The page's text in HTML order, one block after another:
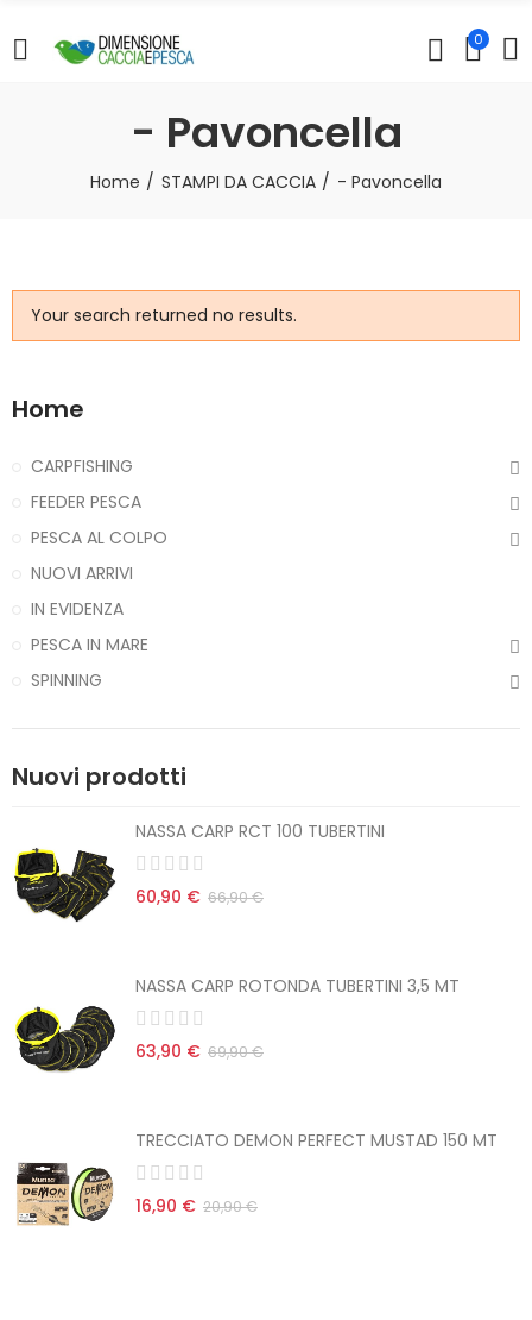
0
- Pavoncella
Home STAMPI DA CACCIA - Pavoncella
Your search returned no results.
Home
CARPFISHING
FEEDER PESCA
PESCA AL COLPO
NUOVI ARRIVI
IN EVIDENZA
PESCA IN MARE
SPINNING
Nuovi prodotti
NASSA CARP RCT 100 TUBERTINI
60,90 € 66,90 €
NASSA CARP ROTONDA TUBERTINI 3,5 MT
63,90 € 69,90 €
TRECCIATO DEMON PERFECT MUSTAD 150 MT
16,90 € 20,90 €